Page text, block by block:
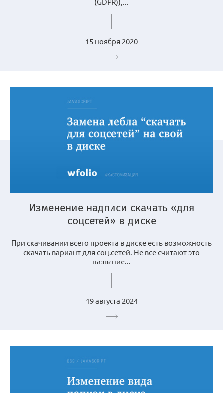
15 ноября 2020
Изменение надписи скачать «для
соцсетей» в диске
При скачивании всего проекта в диске есть возможность
скачать вариант для соц.сетей. Не все считают это
название...
19 августа 2024